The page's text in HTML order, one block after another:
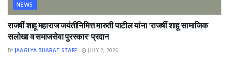
NEWS
राजर्षी शाहू महाराज जयंतीनिमित्त मारुती पाटील यांना ‘राजर्षी शाहू सामाजिक
सलोखा व समाजसेवा पुरस्कार’ प्रदान
BY JAAGLYA BHARAT STAFF JULY 2, 2026